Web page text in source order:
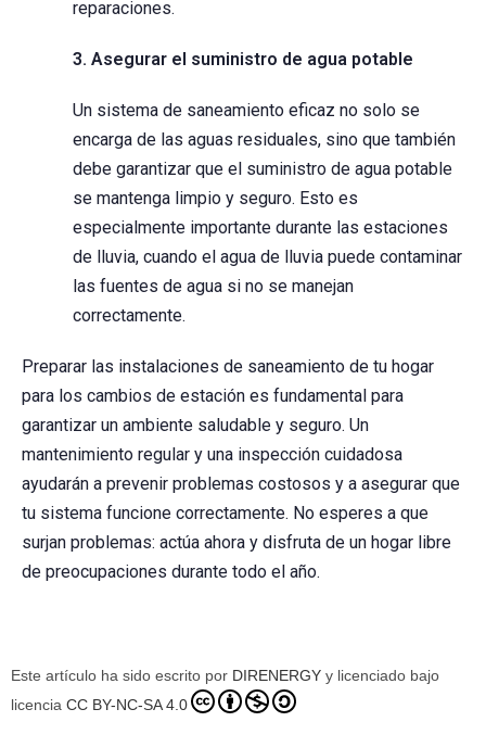
reparaciones.
3. Asegurar el suministro de agua potable
Un sistema de saneamiento eficaz no solo se
encarga de las aguas residuales, sino que también
debe garantizar que el suministro de agua potable
se mantenga limpio y seguro. Esto es
especialmente importante durante las estaciones
de lluvia, cuando el agua de lluvia puede contaminar
las fuentes de agua si no se manejan
correctamente.
Preparar las instalaciones de saneamiento de tu hogar
para los cambios de estación es fundamental para
garantizar un ambiente saludable y seguro. Un
mantenimiento regular y una inspección cuidadosa
ayudarán a prevenir problemas costosos y a asegurar que
tu sistema funcione correctamente. No esperes a que
surjan problemas: actúa ahora y disfruta de un hogar libre
de preocupaciones durante todo el año.
Este artículo ha sido escrito por DIRENERGY y licenciado bajo
licencia CC BY-NC-SA 4.0